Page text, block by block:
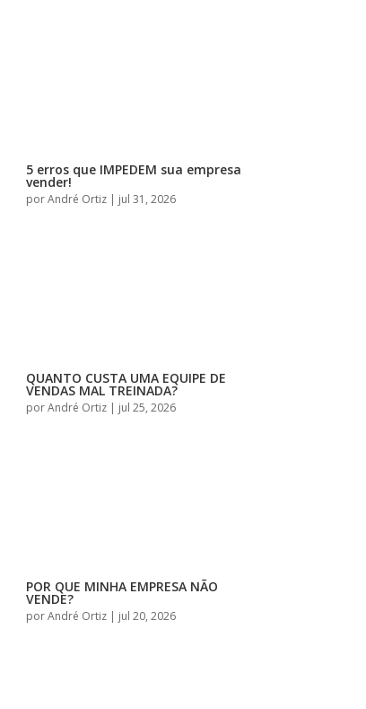
5 erros que IMPEDEM sua empresa
vender!
porAndré Ortiz| jul 31, 2026
QUANTO CUSTA UMA EQUIPE DE
VENDAS MAL TREINADA?
porAndré Ortiz| jul 25, 2026
POR QUE MINHA EMPRESA NÃO
VENDE?
porAndré Ortiz| jul 20, 2026